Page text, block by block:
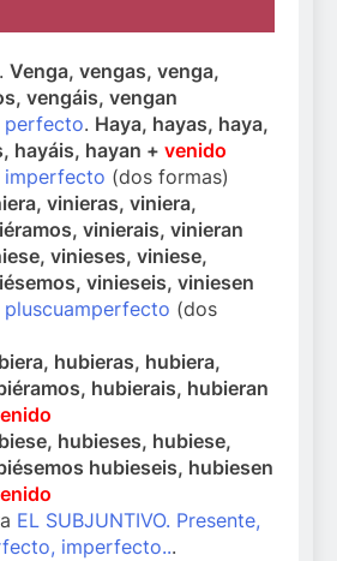
. Venga, vengas, venga,
vengáis, vengan
perfecto. Haya, hayas, haya,
hayáis, hayan + venido
imperfecto (dos formas)
vinieras, viniera,
vinierais, vinieran
vinieses, viniese,
vinieseis, viniesen
(dos
hubieras, hubiera,
hubierais, hubieran
hubieses, hubiese,
hubieseis, hubiesen
EL SUBJUNTIVO. Presente,
imperfecto...